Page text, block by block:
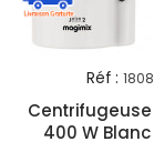
Réf :
400 W Blanc